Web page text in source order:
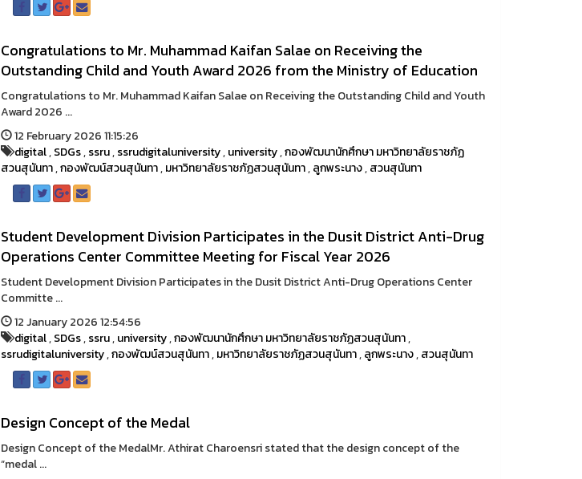
Congratulations to Mr. Muhammad Kaifan Salae on Receiving the
Outstanding Child and Youth Award 2026 from the Ministry of Education
Congratulations to Mr. Muhammad Kaifan Salae on Receiving the Outstanding Child and Youth
Award 2026 ...
12 February 2026 11:15:26
digital,SDGs,ssru,ssrudigitaluniversity,university,กองพัฒนานักศึกษา มหาวิทยาลัยราชภัฏ
สวนสุนันทา,กองพัฒน์สวนสุนันทา,มหาวิทยาลัยราชภัฏสวนสุนันทา,ลูกพระนาง,สวนสุนันทา
Student Development Division Participates in the Dusit District Anti-Drug
Operations Center Committee Meeting for Fiscal Year 2026
Student Development Division Participates in the Dusit District Anti-Drug Operations Center
Committe ...
12 January 2026 12:54:56
digital,SDGs,ssru,university,กองพัฒนานักศึกษา มหาวิทยาลัยราชภัฏสวนสุนันทา,
ssrudigitaluniversity,กองพัฒน์สวนสุนันทา,มหาวิทยาลัยราชภัฏสวนสุนันทา,ลูกพระนาง,สวนสุนันทา
Design Concept of the Medal
Design Concept of the MedalMr. Athirat Charoensri stated that the design concept of the
“medal ...